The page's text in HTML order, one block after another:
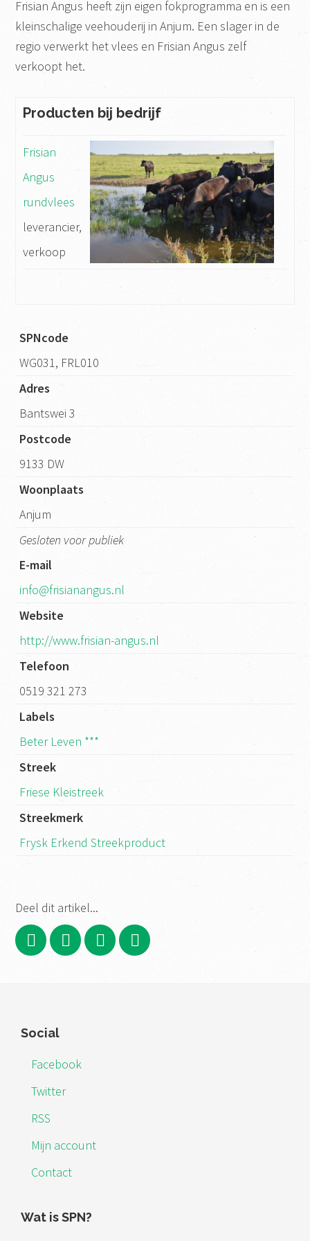
Frisian Angus heeft zijn eigen fokprogramma en is een
kleinschalige veehouderij in Anjum. Een slager in de
regio verwerkt het vlees en Frisian Angus zelf
verkoopt het.
Producten bij bedrijf
Frisian
Angus
rundvlees
leverancier,
verkoop
SPNcode
WG031, FRL010
Adres
Bantswei 3
Postcode
9133 DW
Woonplaats
Anjum
Gesloten voor publiek
E-mail
info@frisianangus.nl
Website
http://www.frisian-angus.nl
Telefoon
0519 321 273
Labels
Beter Leven ***
Streek
Friese Kleistreek
Streekmerk
Frysk Erkend Streekproduct
Deel dit artikel...
Footer
Social
Facebook
Twitter
RSS
Mijn account
Contact
Wat is SPN?